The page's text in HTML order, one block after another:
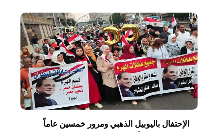
الإحتفال باليوبيل الذهبي ومرور خمسين عاماً